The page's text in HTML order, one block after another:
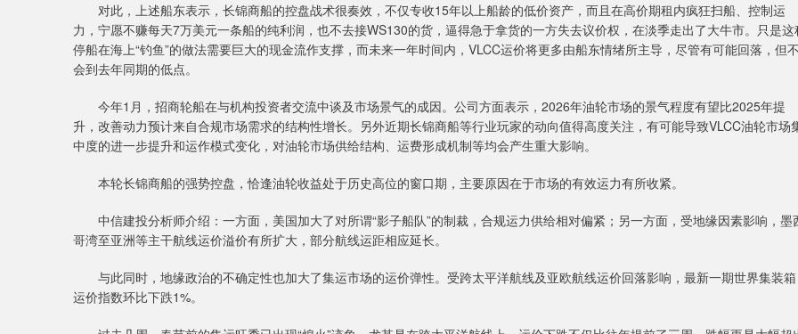
对此，上述船东表示，长锦商船的控盘战术很奏效，不仅专收15年以上船龄的低价资产，而且在高价期租内疯狂扫船、控制运
力，宁愿不赚每天7万美元一条船的纯利润，也不去接WS130的货，逼得急于拿货的一方失去议价权，在淡季走出了大牛市。只是这
停船在海上“钓鱼”的做法需要巨大的现金流作支撑，而未来一年时间内，VLCC运价将更多由船东情绪所主导，尽管有可能回落，但不
会到去年同期的低点。
今年1月，招商轮船在与机构投资者交流中谈及市场景气的成因。公司方面表示，2026年油轮市场的景气程度有望比2025年提
升，改善动力预计来自合规市场需求的结构性增长。另外近期长锦商船等行业玩家的动向值得高度关注，有可能导致VLCC油轮市场
中度的进一步提升和运作模式变化，对油轮市场供给结构、运费形成机制等均会产生重大影响。
本轮长锦商船的强势控盘，恰逢油轮收益处于历史高位的窗口期，主要原因在于市场的有效运力有所收紧。
中信建投分析师介绍：一方面，美国加大了对所谓“影子船队”的制裁，合规运力供给相对偏紧；另一方面，受地缘因素影响，墨
哥湾至亚洲等主干航线运价溢价有所扩大，部分航线运距相应延长。
与此同时，地缘政治的不确定性也加大了集运市场的运价弹性。受跨太平洋航线及亚欧航线运价回落影响，最新一期世界集装箱
运价指数环比下跌1%。